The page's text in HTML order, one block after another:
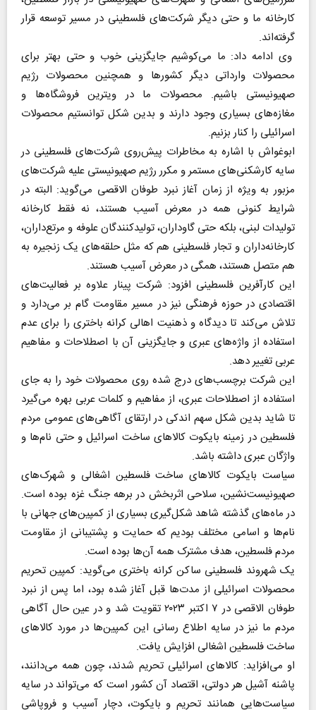
کارخانه ما و حتی دیگر شرکت‌های فلسطینی در مسیر توسعه قرار
گرفته‌اند.
وی ادامه داد: ما می‌کوشیم جایگزینی خوب و حتی بهتر برای
محصولات وارداتی دیگر کشور‌ها و همچنین محصولات رژیم
صهیونیستی باشیم. محصولات ما در ویترین فروشگاه‌ها و
مغازه‌های بسیاری وجود دارند و بدین شکل توانستیم محصولات
اسرائیلی را کنار بزنیم.
ابوغواش با اشاره به مخاطرات پیش‌روی شرکت‌های فلسطینی در
سایه کارشکنی‌های مستمر و مکرر رژیم صهیونیستی علیه شرکت‌های
مزبور به ویژه از زمان آغاز نبرد طوفان الاقصی می‌گوید: البته در
شرایط کنونی همه در معرض آسیب هستند، نه فقط کارخانه
تولیدات لبنی، بلکه حتی گاوداران، تولیدکنندگان علوفه و مرتع‌داران،
کارخانه‌داران و تجار فلسطینی هم که مثل حلقه‌های یک زنجیره به
هم متصل هستند، همگی در معرض آسیب هستند.
این کارآفرین فلسطینی افزود: شرکت پینار علاوه بر فعالیت‌های
اقتصادی در حوزه فرهنگی نیز در مسیر مقاومت گام بر می‌دارد و
تلاش می‌کند تا دیدگاه و ذهنیت اهالی کرانه باختری را برای عدم
استفاده از واژه‌های عبری و جایگزینی آن با اصطلاحات و مفاهیم
عربی تغییر دهد.
این شرکت برچسب‌های درج شده روی محصولات خود را به جای
استفاده از اصطلاحات عبری، از مفاهیم و کلمات عربی بهره می‌گیرد
تا شاید بدین شکل سهم اندکی در ارتقای آگاهی‌های عمومی مردم
فلسطین در زمینه بایکوت کالا‌های ساخت اسرائیل و حتی نام‌ها و
واژگان عبری داشته باشد.
سیاست بایکوت کالا‌های ساخت فلسطین اشغالی و شهرک‌های
صهیونیست‌نشین، سلاحی اثربخش در برهه جنگ غزه بوده است.
در ماه‌های گذشته شاهد شکل‌گیری بسیاری از کمپین‌های جهانی با
نام‌ها و اسامی مختلف بودیم که حمایت و پشتیبانی از مقاومت
مردم فلسطین، هدف مشترک همه آن‌ها بوده است.
یک شهروند فلسطینی ساکن کرانه باختری می‌گوید: کمپین تحریم
محصولات اسرائیلی از مدت‌ها قبل آغاز شده بود، اما پس از نبرد
طوفان الاقصی در ۷ اکتبر ۲۰۲۳ تقویت شد و در عین حال آگاهی
مردم ما نیز در سایه اطلاع رسانی این کمپین‌ها در مورد کالا‌های
ساخت فلسطین اشغالی افزایش یافت.
او می‌افزاید: کالا‌های اسرائیلی تحریم شدند، چون همه می‌دانند،
پاشنه آشیل هر دولتی، اقتصاد آن کشور است که می‌تواند در سایه
سیاست‌هایی همانند تحریم و بایکوت، دچار آسیب و فروپاشی